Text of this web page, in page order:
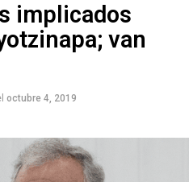
implicados
van
octubre 4, 2019